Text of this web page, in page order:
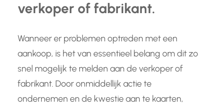
verkoper of fabrikant.
Wanneer er problemen optreden met een
aankoop, is het van essentieel belang om dit zo
snel mogelijk te melden aan de verkoper of
fabrikant. Door onmiddellijk actie te
ondernemen en de kwestie aan te kaarten,